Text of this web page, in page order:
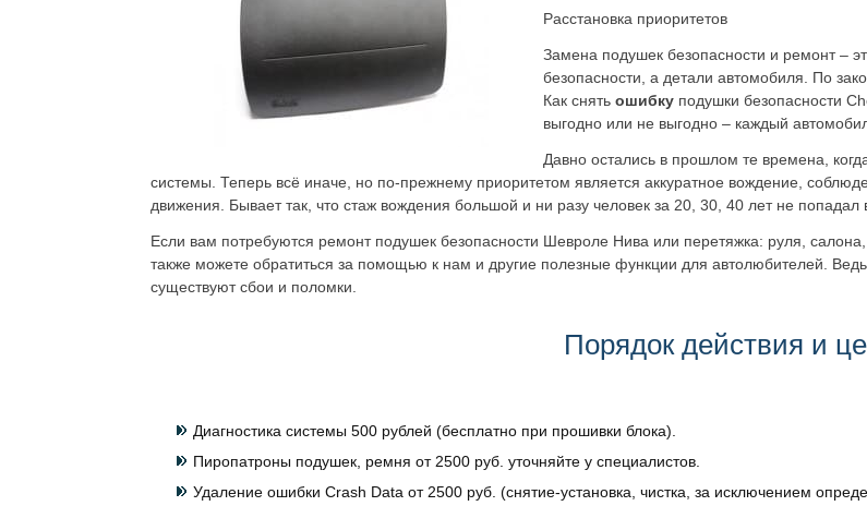
Расстановка приоритетов
Замена подушек безопасности и ремонт –
безопасности, а детали автомобиля. По
Как снять ошибку подушки безопасности
выгодно или не выгодно – каждый
Давно остались в прошлом те времена,
системы. Теперь всё иначе, но по-прежнему приоритетом является аккуратное вождение,
движения. Бывает так, что стаж вождения большой и ни разу человек за 20, 30, 40 лет не попадал
Если вам потребуются ремонт подушек безопасности Шевроле Нива или перетяжка: руля,
также можете обратиться за помощью к нам и другие полезные функции для автолюбителей.
существуют сбои и поломки.
Порядок действия и
Диагностика системы 500 рублей (бесплатно при прошивки блока).
Пиропатроны подушек, ремня от 2500 руб. уточняйте у специалистов.
Удаление ошибки Crash Data от 2500 руб. (снятие-установка, чистка, за исключением